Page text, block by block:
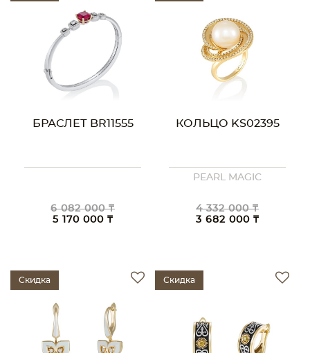
БРАСЛЕТ BR11555
6 082 000 ₸
5 170 000 ₸
КОЛЬЦО KS02395
PEARL MAGIC
4 332 000 ₸
3 682 000 ₸
Скидка Скидка